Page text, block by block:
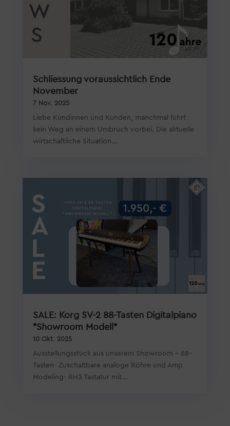
Schliessung voraussichtlich Ende
November
7 Nov. 2025
Liebe Kundinnen und Kunden, manchmal führt
kein Weg an einem Umbruch vorbei. Die aktuelle
wirtschaftliche Situation...
SALE: Korg SV-2 88-Tasten Digitalpiano
*Showroom Modell*
10 Okt. 2025
Ausstellungsstück aus unserem Showroom - 88-
Tasten- Zuschaltbare analoge Röhre und Amp
Modeling- RH3 Tastatur mit...